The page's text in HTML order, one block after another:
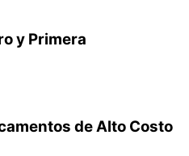
y Primera
de Alto Costo